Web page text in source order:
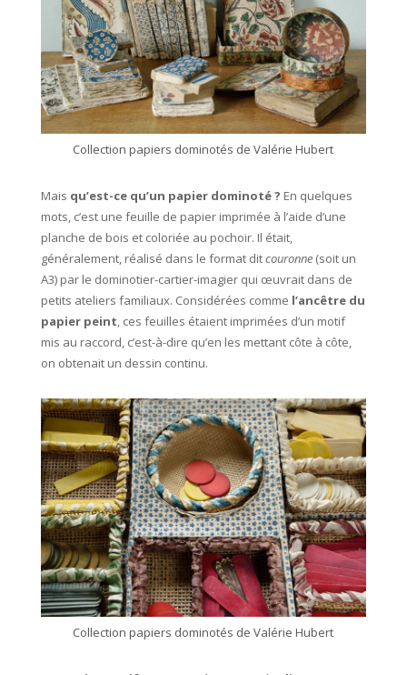
Collection papiers dominotés de Valérie Hubert
Mais qu’est-ce qu’un papier dominoté ? En quelques
mots, c’est une feuille de papier imprimée à l’aide d’une
planche de bois et coloriée au pochoir. Il était,
généralement, réalisé dans le format ditcouronne(soit un
A3) par le dominotier-cartier-imagier qui œuvrait dans de
petits ateliers familiaux. Considérées comme l’ancêtre du
papier peint, ces feuilles étaient imprimées d’un motif
mis au raccord, c’est-à-dire qu’en les mettant côte à côte,
on obtenait un dessin continu.
Collection papiers dominotés de Valérie Hubert